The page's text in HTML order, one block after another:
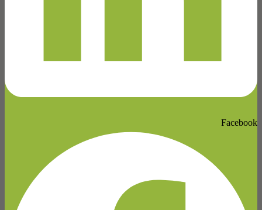
Facebook